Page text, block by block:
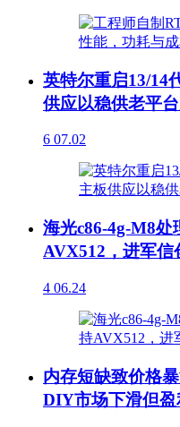
英特尔重启13/14
供应以稳供老平
6 07.02
海光c86-4g-M8
AVX512，进军信
4 06.24
内存短缺致价格
DIY市场下滑但